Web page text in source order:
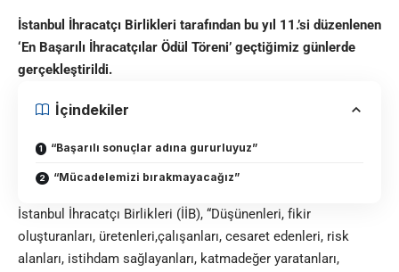
İstanbul İhracatçı Birlikleri tarafından bu yıl 11.’si düzenlenen
‘En Başarılı İhracatçılar Ödül Töreni’ geçtiğimiz günlerde
gerçekleştirildi.
İçindekiler
“Başarılı sonuçlar adına gururluyuz”
“Mücadelemizi bırakmayacağız”
İstanbul İhracatçı Birlikleri (İİB), “Düşünenleri, fikir
oluşturanları, üretenleri,çalışanları, cesaret edenleri, risk
alanları, istihdam sağlayanları, katmadeğer yaratanları,